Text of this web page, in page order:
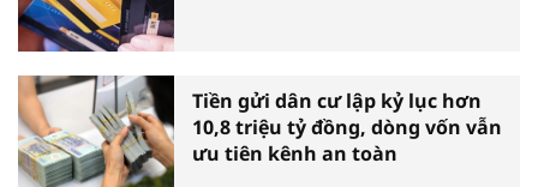
Tiền gửi dân cư lập kỷ lục hơn
10,8 triệu tỷ đồng, dòng vốn vẫn
ưu tiên kênh an toàn